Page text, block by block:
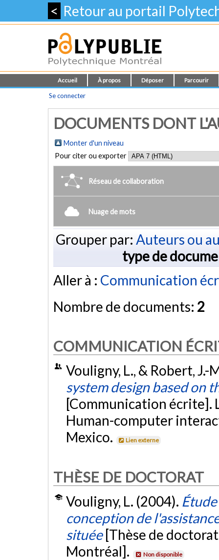
< Retour au portail
Accueil À propos Déposer Parcourir
Se connecter
DOCUMENTS DONT
Monter d'un niveau
Pour citer ou exporter
Réseau de collaboration
Nuage de mots
Grouper par: Auteurs ou
type de
Aller à : Communication
Nombre de documents: 2
COMMUNICATION
Vouligny, L., & Robert,
system design based on
[Communication écrite].
Human-computer
Mexico.
Lien externe
THÈSE DE DOCTORAT
Vouligny, L. (2004).
conception de
située [Thèse de
Montréal].
Non disponible